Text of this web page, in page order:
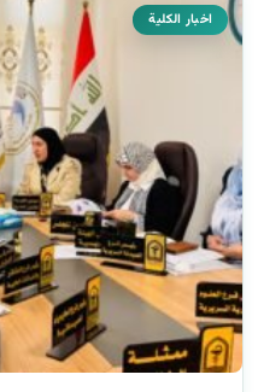
اخبار الكلية